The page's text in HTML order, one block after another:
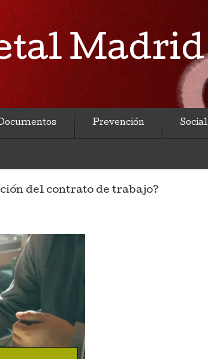
Madrid
Prevención Social
del contrato de trabajo?